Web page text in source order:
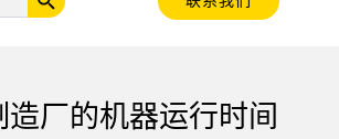
工业无线
BARCODE & VISION
器
附件 软件 技术
追踪和跟踪
拾取指示灯
造厂的机器运行时间